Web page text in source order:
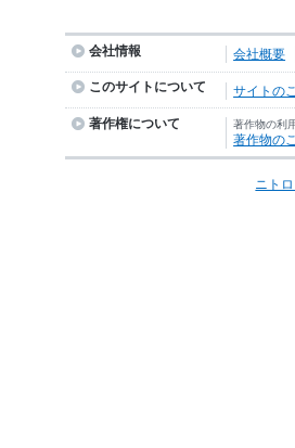
会社情報 会社概要
このサイトについて サイトの
著作権について 著作物の利
著作物の
ニト